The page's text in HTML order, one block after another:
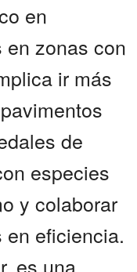
en
zonas con
ir más
de
especies
y colaborar
eficiencia.
es una